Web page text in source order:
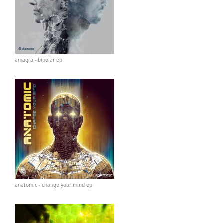
amagra - bipolar ep
anatomic - change your mind ep